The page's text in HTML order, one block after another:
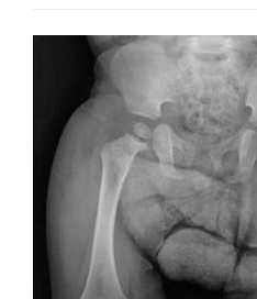
Barra
lateral
del
artículo